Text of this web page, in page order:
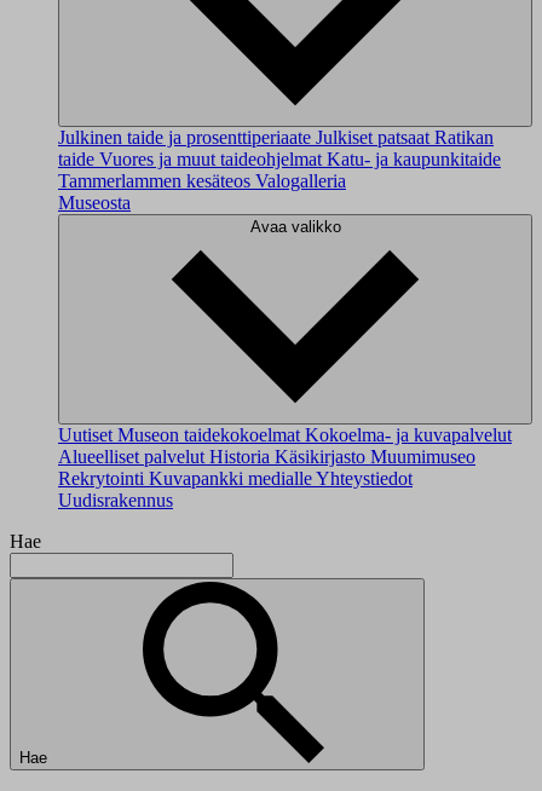
Julkinen taide ja prosenttiperiaate Julkiset patsaat Ratikan
taide Vuores ja muut taideohjelmat Katu- ja kaupunkitaide
Tammerlammen kesäteos Valogalleria
Museosta
Avaa valikko
Uutiset Museon taidekokoelmat Kokoelma- ja kuvapalvelut
Alueelliset palvelut Historia Käsikirjasto Muumimuseo
Rekrytointi Kuvapankki medialleYhteystiedot
Uudisrakennus
Hae
Hae